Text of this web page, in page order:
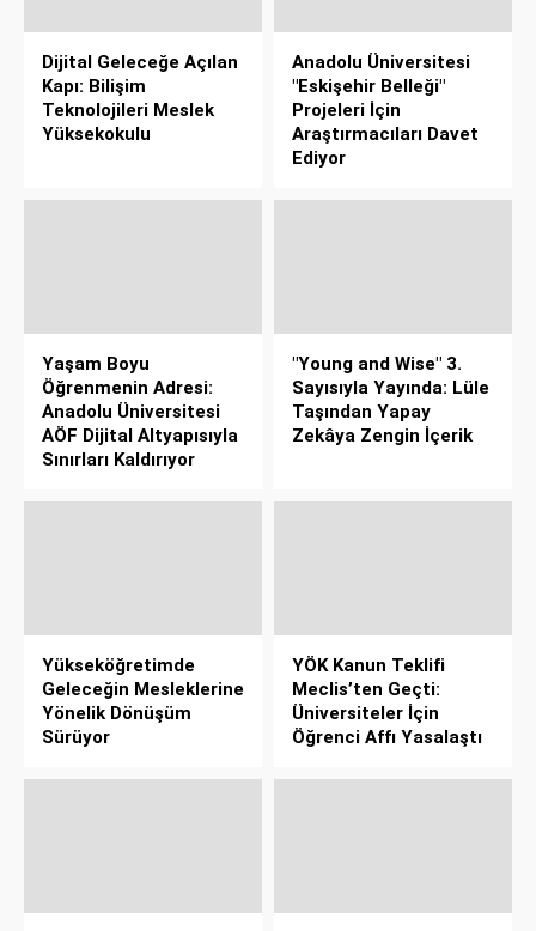
Dijital Geleceğe Açılan
Kapı: Bilişim
Teknolojileri Meslek
Yüksekokulu
Anadolu Üniversitesi
"Eskişehir Belleği"
Projeleri İçin
Araştırmacıları Davet
Ediyor
Yaşam Boyu
Öğrenmenin Adresi:
Anadolu Üniversitesi
AÖF Dijital Altyapısıyla
Sınırları Kaldırıyor
"Young and Wise" 3.
Sayısıyla Yayında: Lüle
Taşından Yapay
Zekâya Zengin İçerik
Yükseköğretimde
Geleceğin Mesleklerine
Yönelik Dönüşüm
Sürüyor
YÖK Kanun Teklifi
Meclis’ten Geçti:
Üniversiteler İçin
Öğrenci Affı Yasalaştı